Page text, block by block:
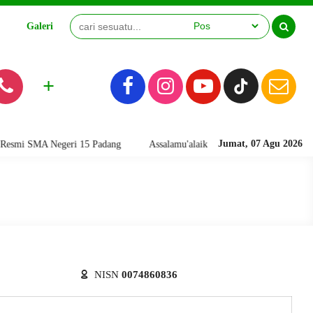
Galeri Video
+
Jumat, 07 Agu 2026
Negeri 15 Padang Assalamu'alaikum warahmatullahi
NISN 0074860836